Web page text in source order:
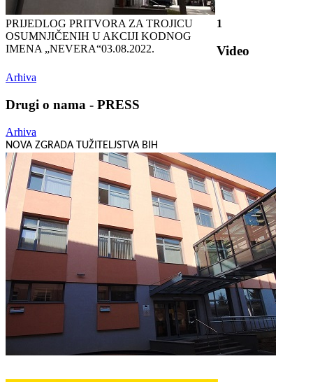
PRIJEDLOG PRITVORA ZA TROJICU
OSUMNJIČENIH U AKCIJI KODNOG
IMENA „NEVERA“03.08.2022.
1
Video
Arhiva
Drugi o nama - PRESS
Arhiva
NOVA ZGRADA TUŽITELJSTVA BIH